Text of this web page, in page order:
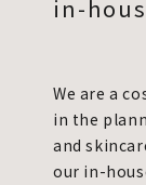
in-
We are a
in the
and
our in-